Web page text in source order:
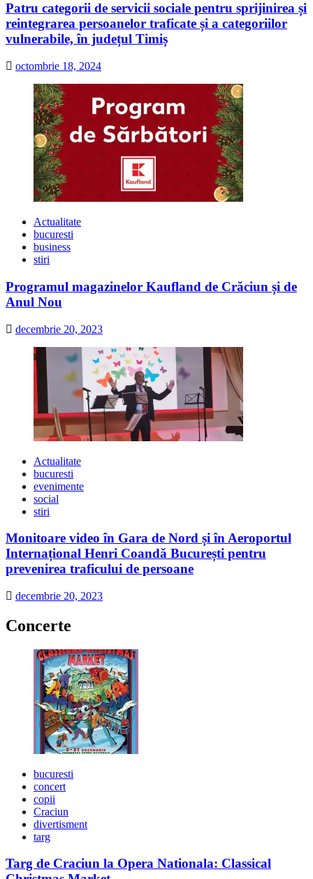
Patru categorii de servicii sociale pentru sprijinirea și
reintegrarea persoanelor traficate și a categoriilor
vulnerabile, în județul Timiș
octombrie 18, 2024
Actualitate
bucuresti
business
stiri
Programul magazinelor Kaufland de Crăciun și de
Anul Nou
decembrie 20, 2023
Actualitate
bucuresti
evenimente
social
stiri
Monitoare video în Gara de Nord și în Aeroportul
Internațional Henri Coandă București pentru
prevenirea traficului de persoane
decembrie 20, 2023
Concerte
bucuresti
concert
copii
Craciun
divertisment
targ
Targ de Craciun la Opera Nationala: Classical